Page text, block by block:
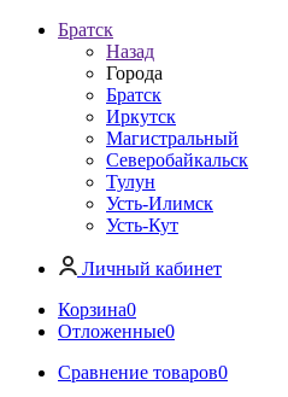
Братск
Назад
Города
Братск
Иркутск
Магистральный
Северобайкальск
Тулун
Усть-Илимск
Усть-Кут
Личный кабинет
Корзина0
Отложенные0
Сравнение товаров0